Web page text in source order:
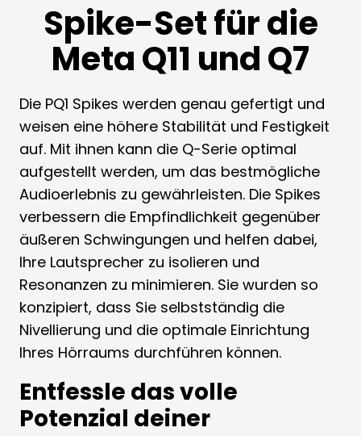
Spike-Set für die
Meta Q11 und Q7
Die PQ1 Spikes werden genau gefertigt und
weisen eine höhere Stabilität und Festigkeit
auf. Mit ihnen kann die Q-Serie optimal
aufgestellt werden, um das bestmögliche
Audioerlebnis zu gewährleisten. Die Spikes
verbessern die Empfindlichkeit gegenüber
äußeren Schwingungen und helfen dabei,
Ihre Lautsprecher zu isolieren und
Resonanzen zu minimieren. Sie wurden so
konzipiert, dass Sie selbstständig die
Nivellierung und die optimale Einrichtung
Ihres Hörraums durchführen können.
Entfessle das volle
Potenzial deiner